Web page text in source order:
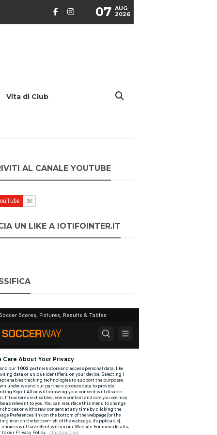
07 AUG
2026
Vita di Club
AL CANALE YOUTUBE
UN LIKE A IOTIFOINTER.IT